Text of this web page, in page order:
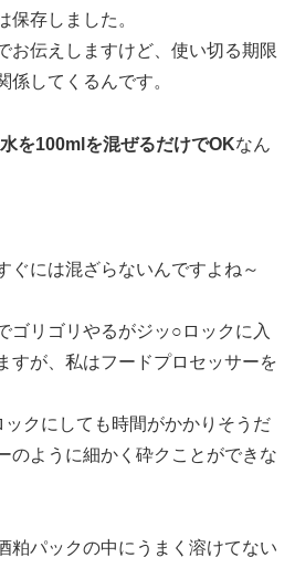
保存しました。
お伝えしますけど、使い切る期限
係してくるんです。
を100mlを混ぜるだけでOKなん
ぐには混ざらないんですよね～
ゴリゴリやるがジッ○ロックに入
すが、私はフードプロセッサーを
クにしても時間がかかりそうだ
のように細かく砕クことができな
粕パックの中にうまく溶けてない